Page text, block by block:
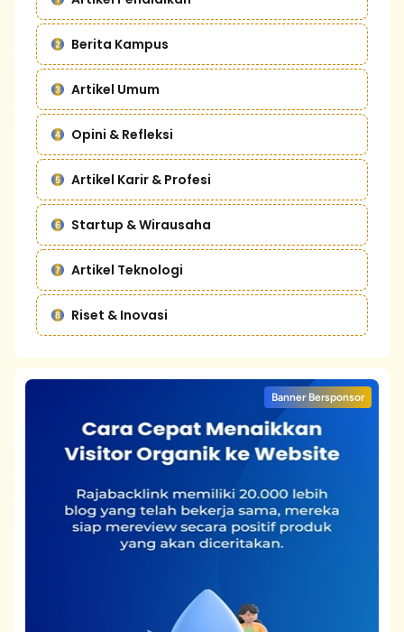
Berita Kampus
Artikel Umum
Opini & Refleksi
Artikel Karir & Profesi
Startup & Wirausaha
Artikel Teknologi
Riset & Inovasi
Banner Bersponsor